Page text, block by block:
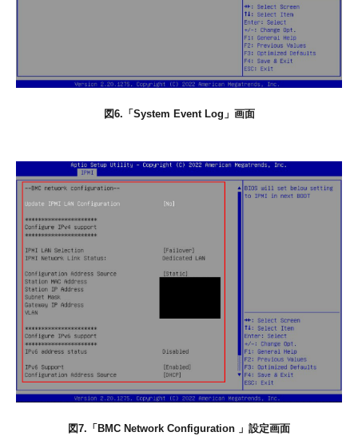
図6.「System Event Log」画面
図7.「BMC Network Configuration 」設定画面